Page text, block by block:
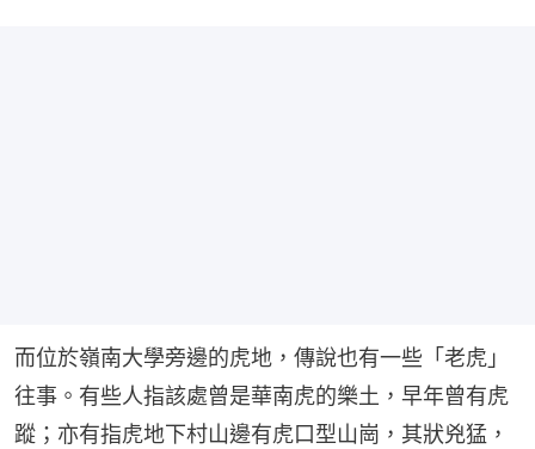
而位於嶺南大學旁邊的虎地，傳說也有一些「老虎」
往事。有些人指該處曾是華南虎的樂土，早年曾有虎
蹤；亦有指虎地下村山邊有虎口型山崗，其狀兇猛，